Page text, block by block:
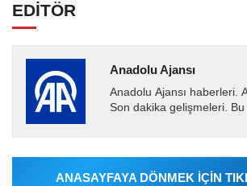
EDİTÖR
Anadolu Ajansı
Anadolu Ajansı haberleri.
Son dakika gelişmeleri.
Ajansı tarafından...
ANASAYFAYA DÖNMEK İÇİN